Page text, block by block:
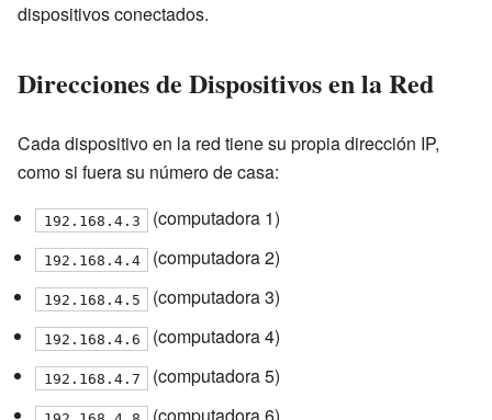
dispositivos conectados.
Direcciones de Dispositivos en la Red
Cada dispositivo en la red tiene su propia dirección IP,
como si fuera su número de casa:
192.168.4.3 (computadora 1)
192.168.4.4 (computadora 2)
192.168.4.5 (computadora 3)
192.168.4.6 (computadora 4)
192.168.4.7 (computadora 5)